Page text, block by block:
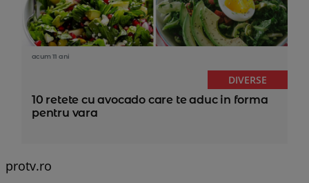
acum 11 ani
DIVERSE
10 retete cu avocado care te aduc in forma
pentru vara
protv.ro